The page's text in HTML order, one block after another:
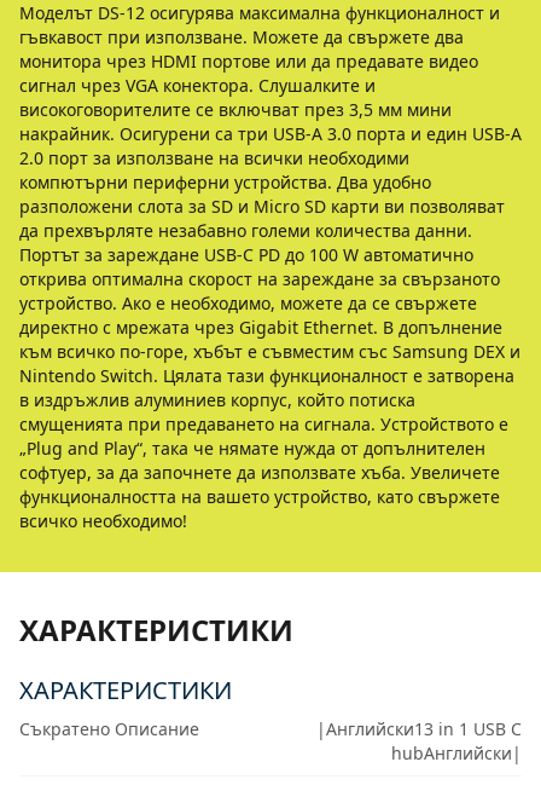
Моделът DS-12 осигурява максимална функционалност и
гъвкавост при използване. Можете да свържете два
монитора чрез HDMI портове или да предавате видео
сигнал чрез VGA конектора. Слушалките и
високоговорителите се включват през 3,5 мм мини
накрайник. Осигурени са три USB-A 3.0 порта и един USB-A
2.0 порт за използване на всички необходими
компютърни периферни устройства. Два удобно
разположени слота за SD и Micro SD карти ви позволяват
да прехвърляте незабавно големи количества данни.
Портът за зареждане USB-C PD до 100 W автоматично
открива оптимална скорост на зареждане за свързаното
устройство. Ако е необходимо, можете да се свържете
директно с мрежата чрез Gigabit Ethernet. В допълнение
към всичко по-горе, хъбът е съвместим със Samsung DEX и
Nintendo Switch. Цялата тази функционалност е затворена
в издръжлив алуминиев корпус, който потиска
смущенията при предаването на сигнала. Устройството е
„Plug and Play“, така че нямате нужда от допълнителен
софтуер, за да започнете да използвате хъба. Увеличете
функционалността на вашето устройство, като свържете
всичко необходимо!
ХАРАКТЕРИСТИКИ
ХАРАКТЕРИСТИКИ
Съкратено Описание
|Английски13 in 1 USB C
hubАнглийски|